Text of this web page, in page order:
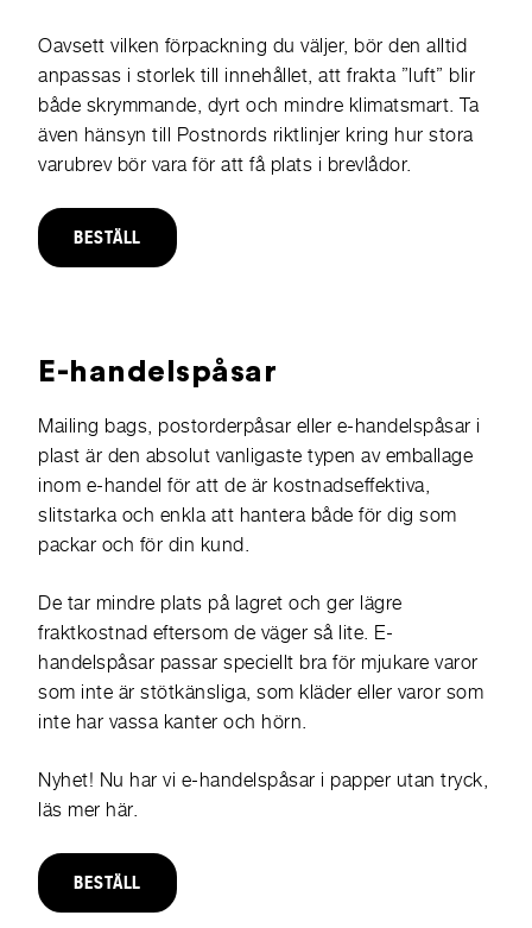
Oavsett vilken förpackning du väljer, bör den alltid
anpassas i storlek till innehållet, att frakta ”luft” blir
både skrymmande, dyrt och mindre klimatsmart. Ta
även hänsyn till Postnords riktlinjer kring hur stora
varubrev bör vara för att få plats i brevlådor.
BESTÄLL
E-handelspåsar
Mailing bags, postorderpåsar eller e-handelspåsar i
plast är den absolut vanligaste typen av emballage
inom e-handel för att de är kostnadseffektiva,
slitstarka och enkla att hantera både för dig som
packar och för din kund.
De tar mindre plats på lagret och ger lägre
fraktkostnad eftersom de väger så lite. E-
handelspåsar passar speciellt bra för mjukare varor
som inte är stötkänsliga, som kläder eller varor som
inte har vassa kanter och hörn.
Nyhet! Nu har vi e-handelspåsar i papper utan tryck,
läs mer här.
BESTÄLL